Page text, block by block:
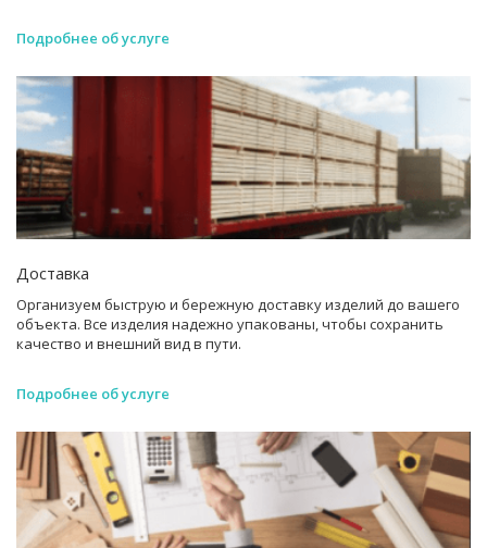
Подробнее об услуге
Доставка
Организуем быструю и бережную доставку изделий до вашего
объекта. Все изделия надежно упакованы, чтобы сохранить
качество и внешний вид в пути.
Подробнее об услуге